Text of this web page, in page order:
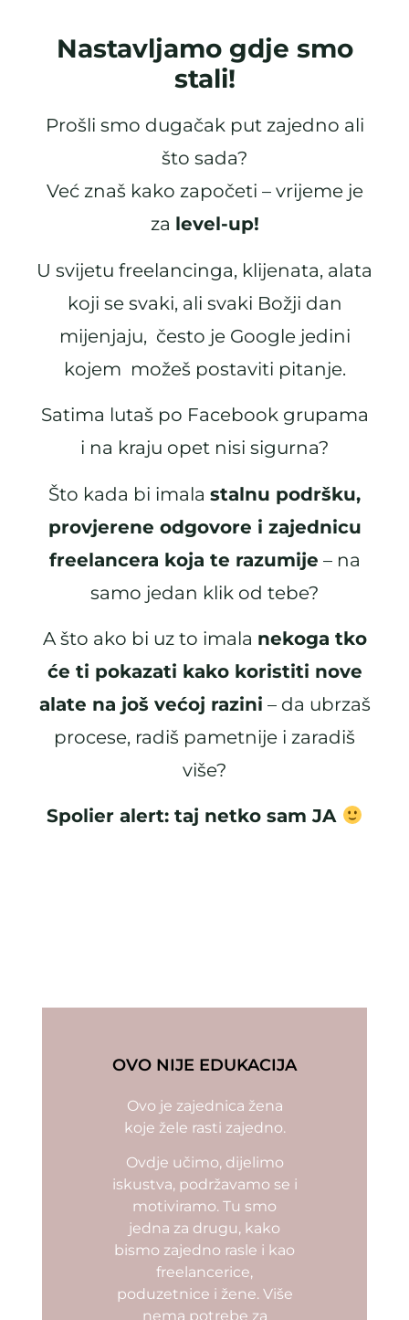
Nastavljamo gdje smo
stali!
Prošli smo dugačak put zajedno ali
što sada?
Već znaš kako započeti – vrijeme je
za level-up!
U svijetu freelancinga, klijenata, alata
koji se svaki, ali svaki Božji dan
mijenjaju, često je Google jedini
kojem možeš postaviti pitanje.
Satima lutaš po Facebook grupama
i na kraju opet nisi sigurna?
Što kada bi imala stalnu podršku,
provjerene odgovore i zajednicu
freelancera koja te razumije – na
samo jedan klik od tebe?
A što ako bi uz to imala nekoga tko
će ti pokazati kako koristiti nove
alate na još većoj razini – da ubrzaš
procese, radiš pametnije i zaradiš
više?
Spolier alert: taj netko sam JA
OVO NIJE EDUKACIJA
Ovo je zajednica žena
koje žele rasti zajedno.
Ovdje učimo, dijelimo
iskustva, podržavamo se i
motiviramo. Tu smo
jedna za drugu, kako
bismo zajedno rasle i kao
freelancerice,
poduzetnice i žene. Više
nema potrebe za